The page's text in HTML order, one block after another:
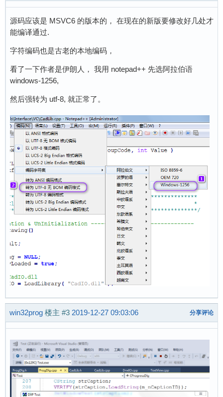
源码应该是 MSVC6 的版本的， 在现在的新版要修改好几处才
能编译通过.
字符编码也是古老的本地编码，
看了一下作者是伊朗人， 我用 notepad++ 先选阿拉伯语
windows-1256,
然后强转为 utf-8, 就正常了。
win32prog 楼主 #3 2019-12-27 09:03:06 分享评论